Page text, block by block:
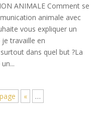
ANIMALE Comment se
animale avec
vous expliquer un
travaille en
dans quel but ?La
«
…